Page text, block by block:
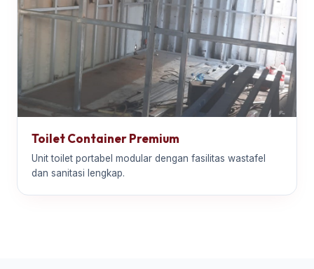
Toilet Container Premium
Unit toilet portabel modular dengan fasilitas wastafel
dan sanitasi lengkap.